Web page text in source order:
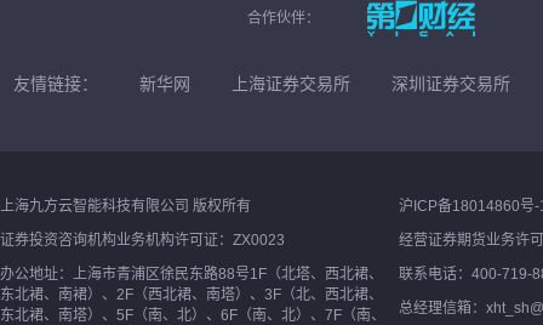
合作伙伴：
友情链接： 新华网 上海证券交易所 深圳证券交易所
上海九方云智能科技有限公司 版权所有
证券投资咨询机构业务机构许可证：ZX0023
办公地址：上海市青浦区徐民东路88号1F（北塔、西北裙、
东北裙、南裙）、2F（西北裙、南塔）、3F（北、西北裙、
东北裙、南塔）、5F（南、北）、6F（南、北）、7F（南、
沪ICP备18014860号-
经营证券期货业务许
联系电话：400-719-
总经理信箱：